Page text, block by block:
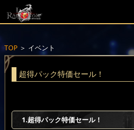
TOP＞ イベント
超得パック特価セール！
1.超得パック特価セール！